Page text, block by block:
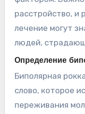
расстройство, и
лечение могут
людей,
Определение
Биполярная
слово, которое
переживания